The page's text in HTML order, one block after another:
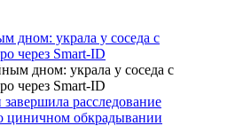
дном: украла у соседа с
через Smart-ID
расследование
циничном обкрадывании